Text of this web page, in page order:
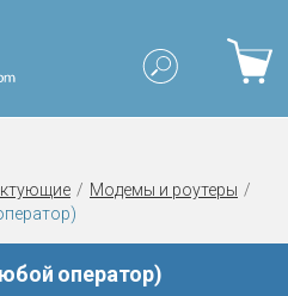
Модемы и роутеры
оператор)